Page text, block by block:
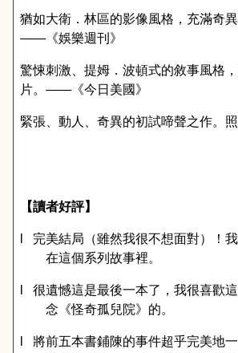
猶如大衛．林區的影像風格，充滿奇異
――《娛樂週刊》
驚悚刺激、提姆．波頓式的敘事風格
片。――《今日美國》
緊張、動人、奇異的初試啼聲之作。
【讀者好評】
完美結局（雖然我很不想面對）！
在這個系列故事裡。
很遺憾這是最後一本了，我很喜歡
念《怪奇孤兒院》的。
將前五本書鋪陳的事件超乎完美地